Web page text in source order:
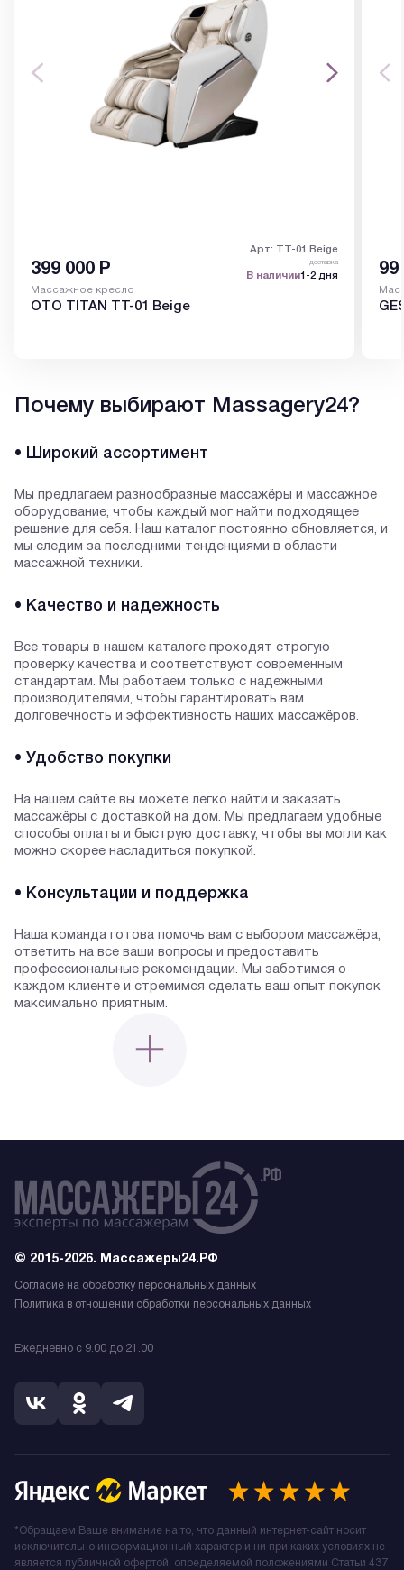
Арт: TT-01 Beige
399 000 Р доставка
В наличии1-2 дня
Массажное кресло
OTO TITAN TT-01 Beige
99
Почему выбирают Massagery24?
• Широкий ассортимент
Мы предлагаем разнообразные массажёры и массажное
оборудование, чтобы каждый мог найти подходящее
решение для себя. Наш каталог постоянно обновляется, и
мы следим за последними тенденциями в области
массажной техники.
• Качество и надежность
Все товары в нашем каталоге проходят строгую
проверку качества и соответствуют современным
стандартам. Мы работаем только с надежными
производителями, чтобы гарантировать вам
долговечность и эффективность наших массажёров.
• Удобство покупки
На нашем сайте вы можете легко найти и заказать
массажёры с доставкой на дом. Мы предлагаем удобные
способы оплаты и быструю доставку, чтобы вы могли как
можно скорее насладиться покупкой.
• Консультации и поддержка
Наша команда готова помочь вам с выбором массажёра,
ответить на все ваши вопросы и предоставить
профессиональные рекомендации. Мы заботимся о
каждом клиенте и стремимся сделать ваш опыт покупок
максимально приятным.
© 2015-2026. Массажеры24.РФ
Согласие на обработку персональных данных
Политика в отношении обработки персональных данных
Ежедневно с 9.00 до 21.00
*Обращаем Ваше внимание на то, что данный интернет-сайт носит
исключительно информационный характер и ни при каких условиях не
является публичной офертой, определяемой положениями Статьи 437